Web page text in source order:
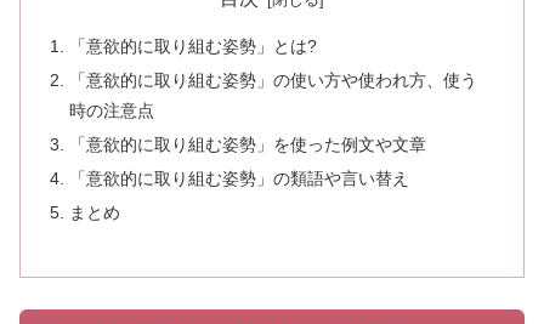
「意欲的に取り組む姿勢」とは?
「意欲的に取り組む姿勢」の使い方や使われ方、使う
時の注意点
「意欲的に取り組む姿勢」を使った例文や文章
「意欲的に取り組む姿勢」の類語や言い替え
まとめ